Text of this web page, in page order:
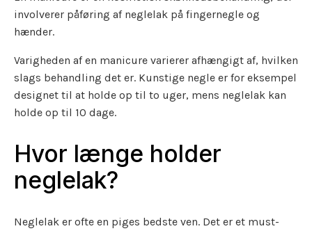
involverer påføring af neglelak på fingernegle og
hænder.
Varigheden af en manicure varierer afhængigt af, hvilken
slags behandling det er. Kunstige negle er for eksempel
designet til at holde op til to uger, mens neglelak kan
holde op til 10 dage.
Hvor længe holder
neglelak?
Neglelak er ofte en piges bedste ven. Det er et must-